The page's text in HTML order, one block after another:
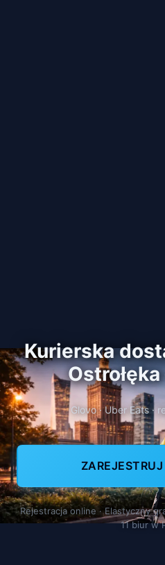
Kurierska
Glovo · Uber Eats ·
Rejestracja online · Elastyczny
11 biur w